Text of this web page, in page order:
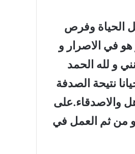
الحياة وفرص
هو في الاصرار و
و لله الحمد
نتيحة الصدفة
والاصدقاء.على
و من ثم العمل في